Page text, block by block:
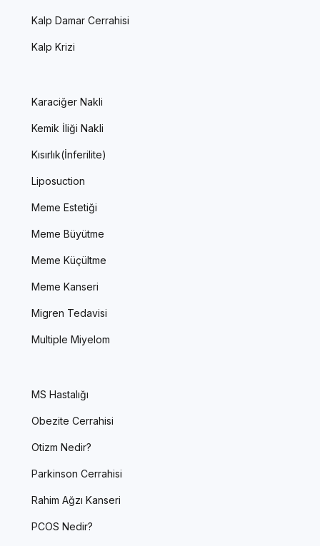
Kalp Damar Cerrahisi
Kalp Krizi
Karaciğer Nakli
Kemik İliği Nakli
Kısırlık(İnferilite)
Liposuction
Meme Estetiği
Meme Büyütme
Meme Küçültme
Meme Kanseri
Migren Tedavisi
Multiple Miyelom
MS Hastalığı
Obezite Cerrahisi
Otizm Nedir?
Parkinson Cerrahisi
Rahim Ağzı Kanseri
PCOS Nedir?